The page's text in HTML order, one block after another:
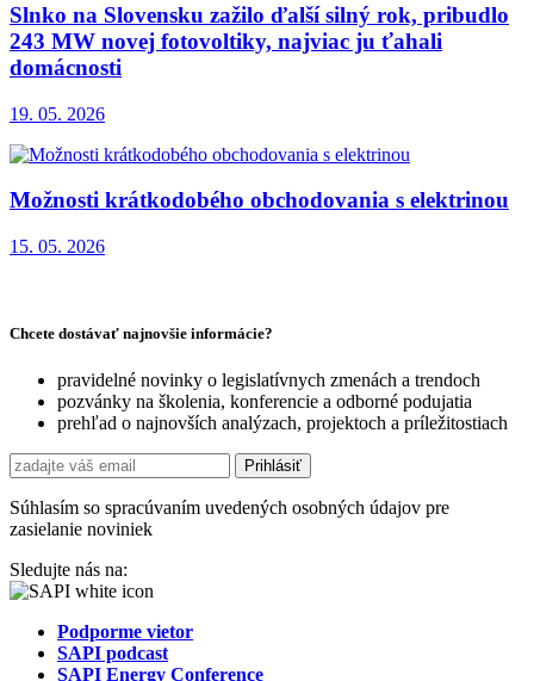
Slnko na Slovensku zažilo ďalší silný rok, pribudlo
243 MW novej fotovoltiky, najviac ju ťahali
domácnosti
19. 05. 2026
Možnosti krátkodobého obchodovania s elektrinou
15. 05. 2026
Chcete dostávať najnovšie informácie?
pravidelné novinky o legislatívnych zmenách a trendoch
pozvánky na školenia, konferencie a odborné podujatia
prehľad o najnovších analýzach, projektoch a príležitostiach
Súhlasím so spracúvaním uvedených osobných údajov pre
zasielanie noviniek
Sledujte nás na:
Podporme vietor
SAPI podcast
SAPI Energy Conference